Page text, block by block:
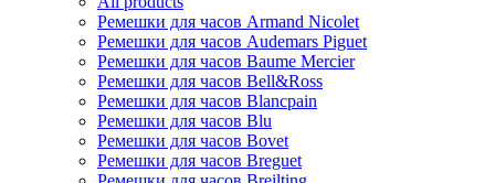
Ремешки для часов Armand Nicolet
Ремешки для часов Audemars Piguet
Ремешки для часов Baume Mercier
Ремешки для часов Bell&Ross
Ремешки для часов Blancpain
Ремешки для часов Blu
Ремешки для часов Bovet
Ремешки для часов Breguet